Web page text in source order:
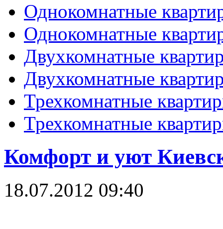
Однокомнатные
Однокомнатные
Двухкомнатные
Двухкомнатные
Трехкомнатные
Трехкомнатные
Комфорт и уют
18.07.2012 09:40